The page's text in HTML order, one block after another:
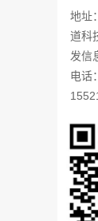
地址
道科
发信
电话